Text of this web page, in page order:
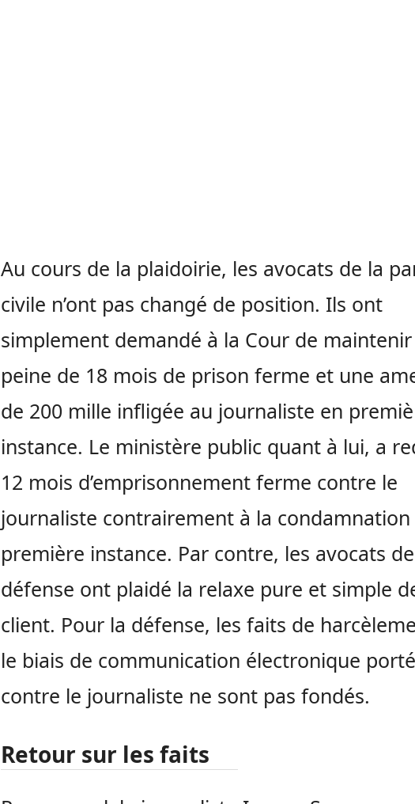
Au cours de la plaidoirie, les avocats de la
civile n’ont pas changé de position. Ils ont
simplement demandé à la Cour de
peine de 18 mois de prison ferme et une
de 200 mille infligée au journaliste en
instance. Le ministère public quant à lui, a
12 mois d’emprisonnement ferme contre le
journaliste contrairement à la condamnation
première instance. Par contre, les avocats
défense ont plaidé la relaxe pure et simple
client. Pour la défense, les faits de
le biais de communication électronique
contre le journaliste ne sont pas fondés.
Retour sur les faits